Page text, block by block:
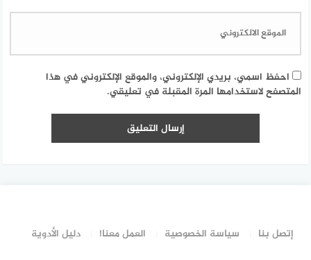
احفظ اسمي، بريدي الإلكتروني، والموقع الإلكتروني في هذا
المتصفح لاستخدامها المرة المقبلة في تعليقي.
إتصل بنا سياسة الخصوصية العمل معنا! دليل الأدوية